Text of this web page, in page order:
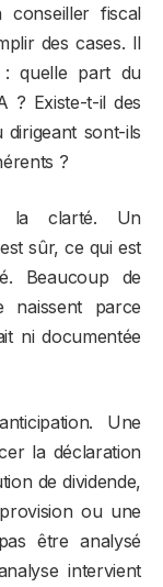
fiscal
des cases. Il
: quelle part du
? Existe-t-il des
dirigeant sont-ils
?
la clarté. Un
sûr, ce qui est
Beaucoup de
naissent parce
ni documentée
Une
la déclaration
de dividende,
ou une
être analysé
intervient